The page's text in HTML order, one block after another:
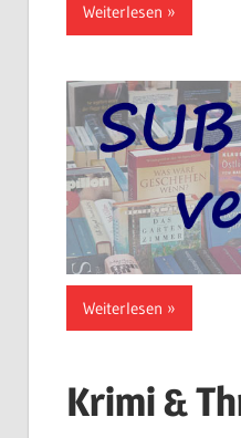
Weiterlesen
Weiterlesen
Krimi &